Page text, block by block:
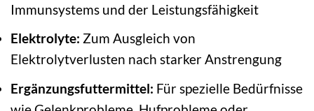
Immunsystems und der Leistungsfähigkeit
Elektrolyte: Zum Ausgleich von
Elektrolytverlusten nach starker Anstrengung
Ergänzungsfuttermittel: Für spezielle Bedürfnisse